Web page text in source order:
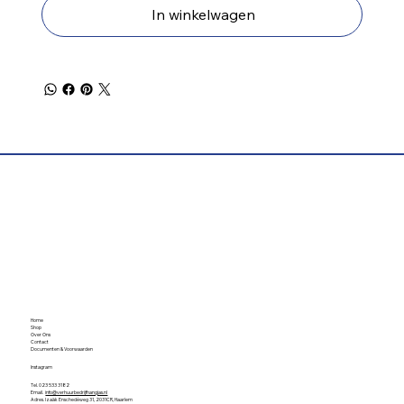
In winkelwagen
Home
Shop
Over Ons
Contact
Documenten & Voorwaarden
Instagram
Tel. 023 533 3182
Email.info@verhuurbedrijfhangjas.nl
Adres. Izaäk Enschedéweg 31, 2031CR, Haarlem